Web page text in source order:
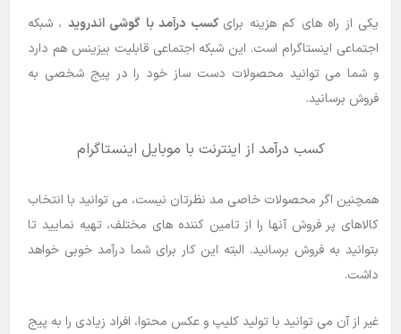
یکی از راه های کم هزینه برای کسب درآمد با گوشی اندروید ، شبکه
اجتماعی اینستاگرام است. این شبکه اجتماعی قابلیت بیزینس هم دارد
و شما می توانید محصولات دست ساز خود را در پیج شخصی به
فروش برسانید.
کسب درآمد از اینترنت با موبایل اینستاگرام
همچنین اگر محصولات خاصی مد نظرتان نیست، می توانید با انتخاب
کالاهای پر فروش آنها را از تامین کننده های مختلف، تهیه نمایید تا
بتوانید به فروش برسانید. البته این کار برای شما درآمد خوبی خواهد
داشت.
غیر از آن می توانید با تولید کلیپ و عکس محتوا، افراد زیادی را به پیج